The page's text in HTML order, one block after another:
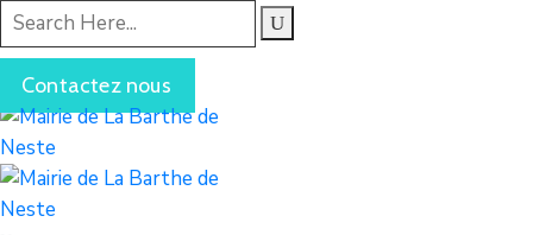
Contactez nous